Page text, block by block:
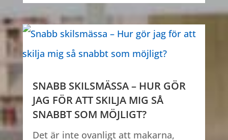
SNABB SKILSMÄSSA – HUR GÖR
JAG FÖR ATT SKILJA MIG SÅ
SNABBT SOM MÖJLIGT?
Det är inte ovanligt att makarna,